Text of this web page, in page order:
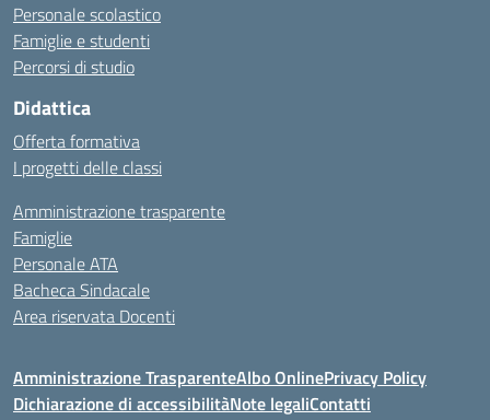
Personale scolastico
Famiglie e studenti
Percorsi di studio
Didattica
Offerta formativa
I progetti delle classi
Amministrazione trasparente
Famiglie
Personale ATA
Bacheca Sindacale
Area riservata Docenti
Amministrazione TrasparenteAlbo OnlinePrivacy Policy
Dichiarazione di accessibilitàNote legaliContatti